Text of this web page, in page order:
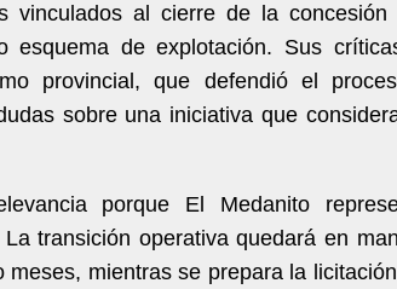
vinculados al cierre de la concesión
esquema de explotación. Sus
provincial, que defendió el
sobre una iniciativa que
porque El Medanito
transición operativa quedará en
meses, mientras se prepara la